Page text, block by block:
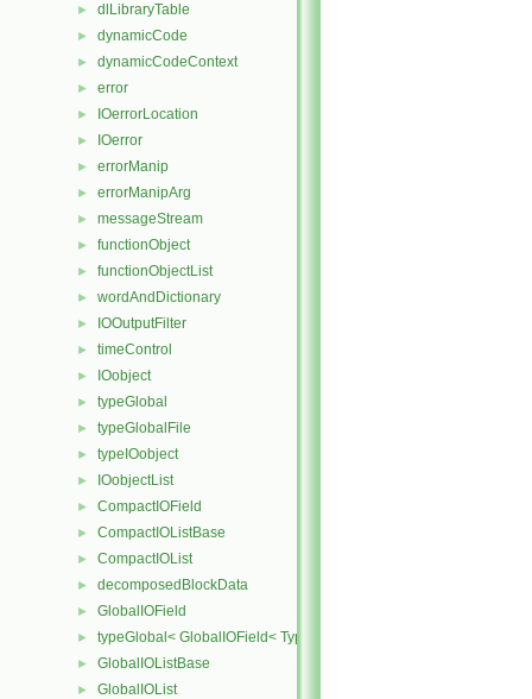
► dlLibraryTable
► dynamicCode
► dynamicCodeContext
► error
► IOerrorLocation
► IOerror
► errorManip
► errorManipArg
► messageStream
► functionObject
► functionObjectList
► wordAndDictionary
► IOOutputFilter
► timeControl
► IOobject
► typeGlobal
► typeGlobalFile
► typeIOobject
► IOobjectList
► CompactIOField
► CompactIOListBase
► CompactIOList
► decomposedBlockData
► GlobalIOField
► typeGlobal< GlobalIOField< Type > >
► GlobalIOListBase
► GlobalIOList